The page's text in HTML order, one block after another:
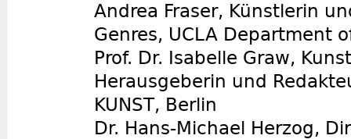
Andrea Fraser, Künstlerin
Genres, UCLA Department
Prof. Dr. Isabelle Graw,
Herausgeberin und
KUNST, Berlin
Dr. Hans-Michael Herzog,